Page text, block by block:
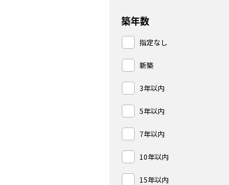
築年数
指定なし
新築
3年以内
5年以内
7年以内
10年以内
15年以内